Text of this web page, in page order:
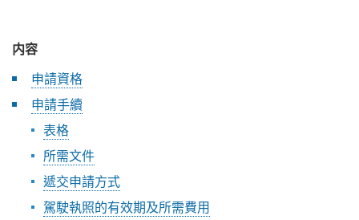
内容
申請資格
申請手續
表格
所需文件
遞交申請方式
駕駛執照的有效期及所需費用